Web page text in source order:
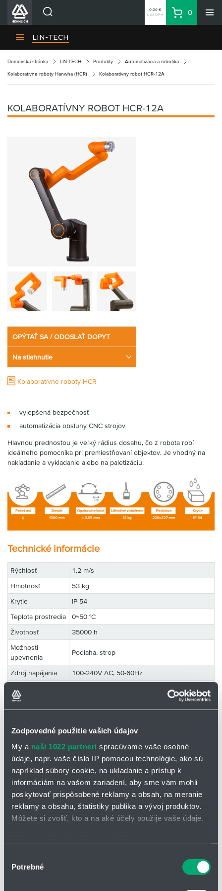
Zodpovedné použitie vašich údajov
My a naši 1022 partneri spracúvame vaše osobné
údaje, napr. vaše číslo IP pomocou technológie, ako sú
napríklad súbory cookie, na ukladanie a prístup k
informáciám na vašom zariadení, aby sme vám mohli
poskytovať prispôsobené reklamy a obsah, na meranie
reklamy a obsahu, štatistiky publika a vývoj produktov.
Môžete si zvoliť, kto a na aké účely použije vaše údaje.
polohe s presnosťou na niekoľko metrov
súhlasu
Potrebné
Divízie HENNLICH
Kariéra
Kontakty
Nákupný zoznam
Partner Zone
0,00 €
bez DPH
Košík
0
LIN-TECH
Domovská stránka LIN-TECH Produkty Automatizácia a robotika
Kolaboratívne roboty Hanwha (HCR) Kolaboratívny robot HCR-12A
KOLABORATÍVNY ROBOT HCR-12A
OPÝTAŤ SA / ODOSLAŤ DOPYT
Na stiahnutie
Kolaboratívne roboty HCR
vylepšená bezpečnosť
automatizácia obsluhy CNC strojov
Hlavnou prednosťou je veľký rádius dosahu, čo z robota robí
ideálneho pomocníka pri premiestňovaní objektov. Je vhodný na
nakladanie a vykladanie alebo na paletizáciu.
Technické informácie
Rýchlosť
1,2 m/s
Hmotnosť
53 kg
Krytie
IP 54
Teplota prostredia
0~50 °C
Životnosť
35000 h
Možnosti
upevnenia
Podlaha, strop
Zdroj napájania
100-240V AC, 50-60Hz
Materiál ramena
EOAT typ
M12 | 12-pin + EtherCAT
EOAT pripojenia
ISO9409-1-50-4-M6
Digitálne vstupy
4
Digitálne výstupy
4
Analogové
výstupy
2
Certifikácia EN ISO13849-1, Cat 3, PLd, EN ISO 10218-1
Rozsah pohybu
J1: ±180° J2: ±150° J3: ±165° J4: ±190° J5:
Software RODI